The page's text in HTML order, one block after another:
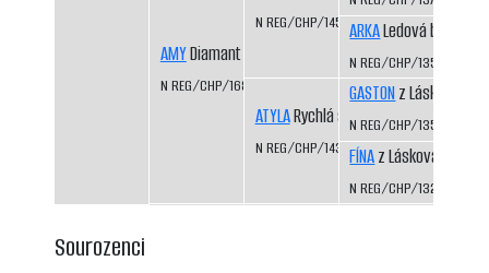
AMYDiamant Slezska
N REG/CHP/1681/13/15
N REG/CHP/1459/07/10
ATYLARychlá stopa
N REG/CHP/1437/07/10
ARKALedová bouře
N REG/CHP/1352/04/06
GASTONz Láskova
N REG/CHP/1354/04/06
FÍNAz Láskova
N REG/CHP/1325/03/
Sourozenci